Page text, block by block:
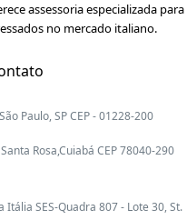
assessoria especializada para
no mercado italiano.
Paulo, SP CEP - 01228-200
Rosa,Cuiabá CEP 78040-290
SES-Quadra 807 - Lote 30, St.